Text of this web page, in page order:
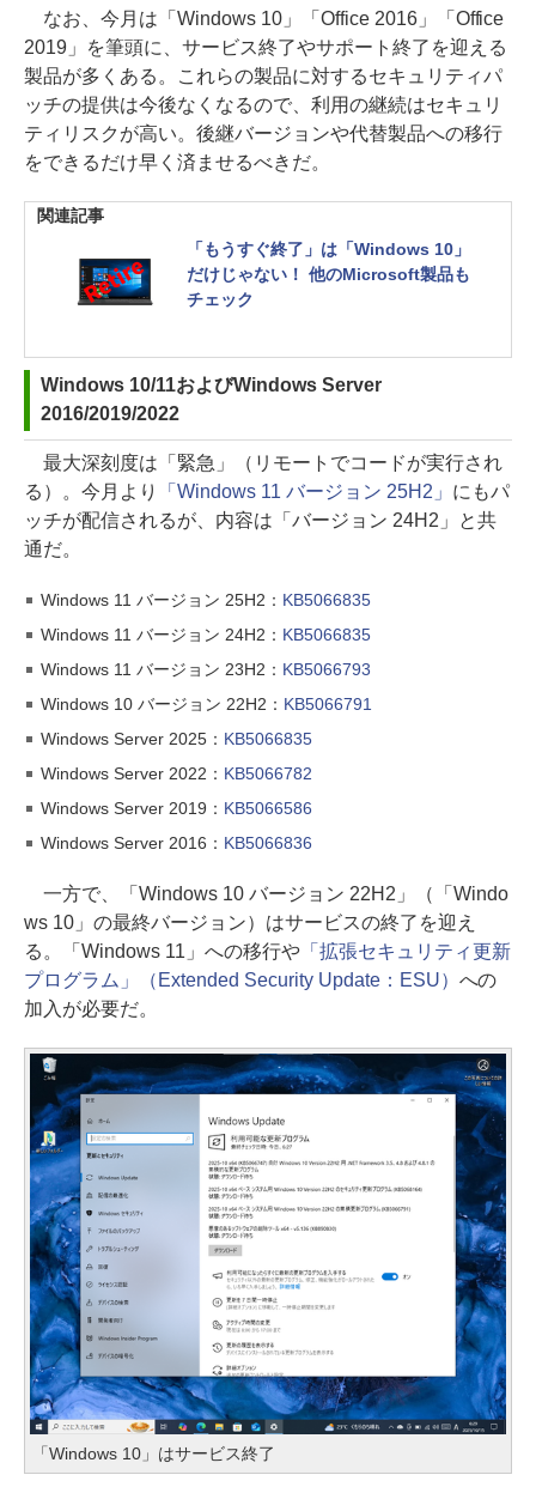
なお、今月は「Windows 10」「Office 2016」「Office
2019」を筆頭に、サービス終了やサポート終了を迎える
製品が多くある。これらの製品に対するセキュリティパ
ッチの提供は今後なくなるので、利用の継続はセキュリ
ティリスクが高い。後継バージョンや代替製品への移行
をできるだけ早く済ませるべきだ。
関連記事
「もうすぐ終了」は「Windows 10」
だけじゃない！ 他のMicrosoft製品も
チェック
Windows 10/11およびWindows Server
2016/2019/2022
最大深刻度は「緊急」（リモートでコードが実行され
る）。今月より
「Windows 11 バージョン 25H2」 にもパ
ッチが配信されるが、内容は「バージョン 24H2」と共
通だ。
Windows 11 バージョン 25H2： KB5066835
Windows 11 バージョン 24H2： KB5066835
Windows 11 バージョン 23H2： KB5066793
Windows 10 バージョン 22H2： KB5066791
Windows Server 2025： KB5066835
Windows Server 2022： KB5066782
Windows Server 2019： KB5066586
Windows Server 2016： KB5066836
一方で、「Windows 10 バージョン 22H2」（「Windo
ws 10」の最終バージョン）はサービスの終了を迎え
る。「Windows 11」への移行や「拡張セキュリティ更新
プログラム」（Extended Security Update：ESU） への
加入が必要だ。
「Windows 10」はサービス終了